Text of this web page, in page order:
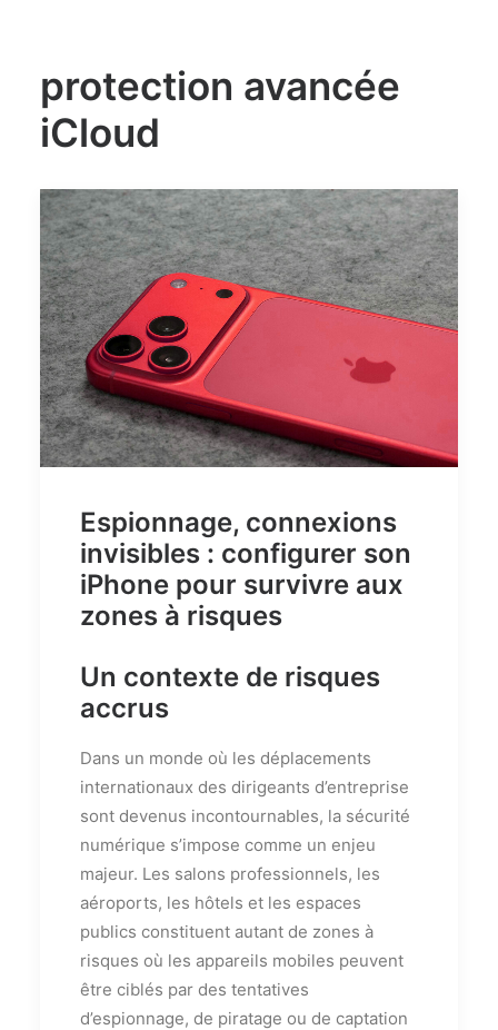
protection avancée
iCloud
Espionnage, connexions
invisibles : configurer son
iPhone pour survivre aux
zones à risques
Un contexte de risques
accrus
Dans un monde où les déplacements
internationaux des dirigeants d’entreprise
sont devenus incontournables, la sécurité
numérique s’impose comme un enjeu
majeur. Les salons professionnels, les
aéroports, les hôtels et les espaces
publics constituent autant de zones à
risques où les appareils mobiles peuvent
être ciblés par des tentatives
d’espionnage, de piratage ou de captation